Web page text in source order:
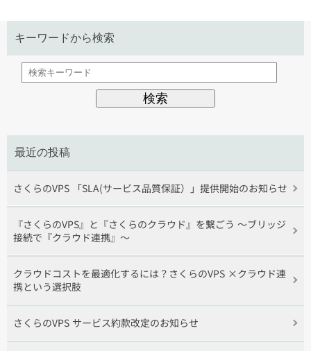
キーワードから検索
最近の投稿
さくらのVPS 「SLA(サービス品質保証）」提供開始のお知らせ
『さくらのVPS』と『さくらのクラウド』を繋ごう 〜ブリッジ
接続で『クラウド連携』〜
クラウドコストを最適化するには？さくらのVPS ×クラウド連
携という選択肢
さくらのVPS サービス約款改定のお知らせ